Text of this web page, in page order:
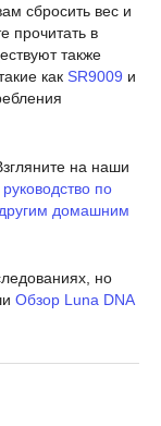
сбросить вес и
прочитать в
также
как SR9009 и
на наши
по
домашним
но
Обзор Luna DNA